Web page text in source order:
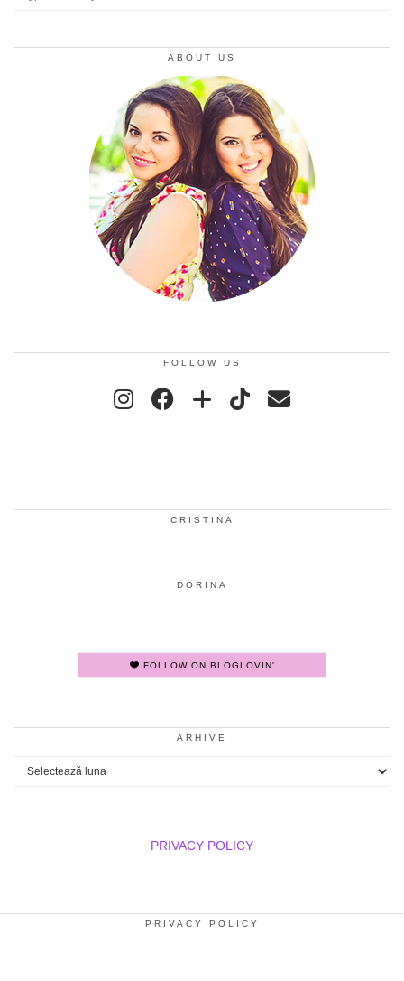
ABOUT US
FOLLOW US
CRISTINA
DORINA
FOLLOW ON BLOGLOVIN'
ARHIVE
Arhive
PRIVACY POLICY
PRIVACY POLICY